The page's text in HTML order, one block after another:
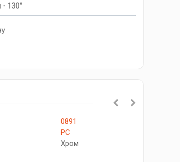
130°
0891
PC
Хром